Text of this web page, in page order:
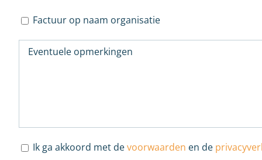
Factuur op naam organisatie
Ik ga akkoord met devoorwaarden en de